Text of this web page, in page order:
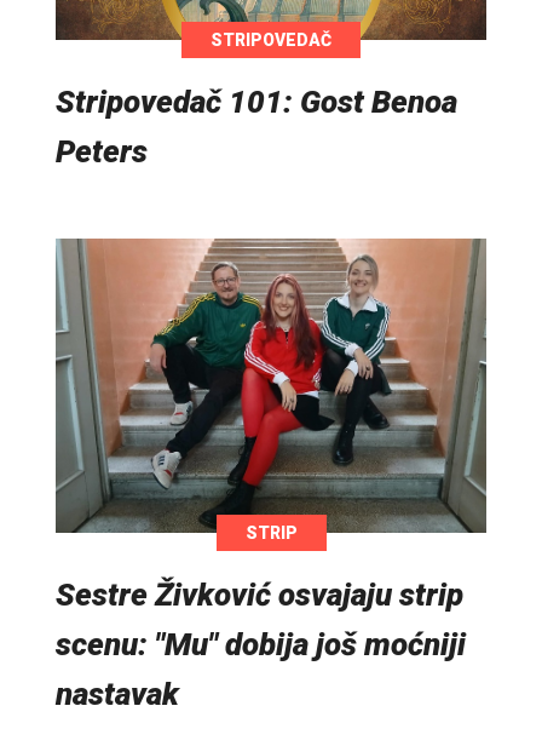
STRIPOVEDAČ
Stripovedač 101: Gost Benoa
Peters
STRIP
Sestre Živković osvajaju strip
scenu: "Mu" dobija još moćniji
nastavak